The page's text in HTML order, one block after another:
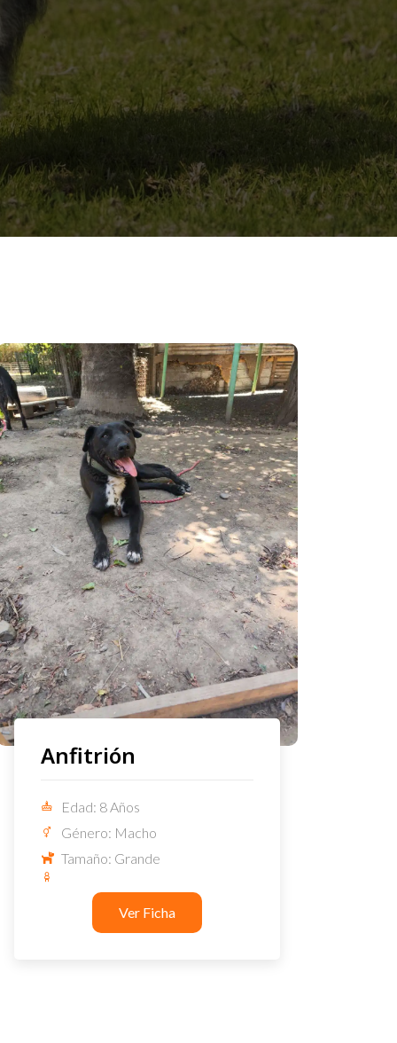
Anfitrión
Edad: 8 Años
Género: Macho
Tamaño: Grande
Ver Ficha